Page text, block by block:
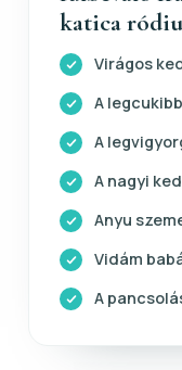
katica
Virágos
A
A
A nagyi
Anyu
Vidám
A